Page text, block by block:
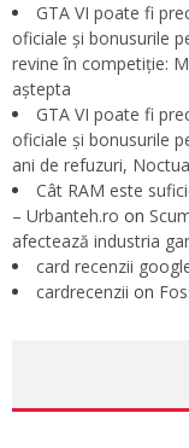
GTA VI poate fi
oficiale și bonusurile
revine în competiție:
aștepta
GTA VI poate fi
oficiale și bonusurile
ani de refuzuri,
Cât RAM este
– Urbanteh.ro on
afectează industria
card recenzii
cardrecenzii on